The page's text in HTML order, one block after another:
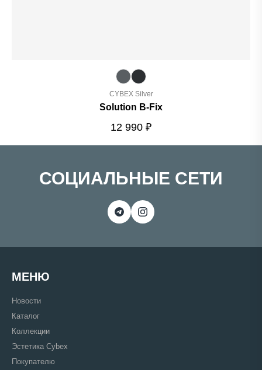
CYBEX Silver
Solution B-Fix
12 990 ₽
СОЦИАЛЬНЫЕ СЕТИ
МЕНЮ
Новости
Каталог
Коллекции
Эстетика Cybex
Покупателю